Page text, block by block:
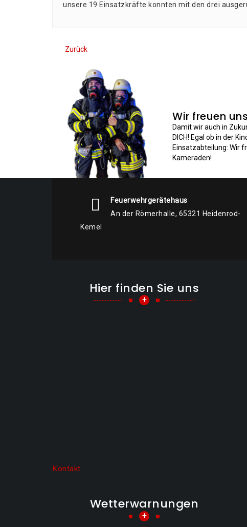
unse­re 19 Ein­satz­kräf­te konn­ten mit den drei
Zurück
Wir freuen
Damit wir auch in
DICH! Egal ob in der
Einsatzabteilung: Wir
Kameraden!
Feuerwehrgerätehaus
An der Römerhalle, 65321 Heidenrod-
Kemel
Hier finden Sie uns
+
Kontakt
Wetterwarnungen
+